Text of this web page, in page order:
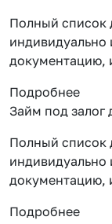
Полный список
индивидуально
документацию,
Подробнее
Займ под залог
Полный список
индивидуально
документацию,
Подробнее